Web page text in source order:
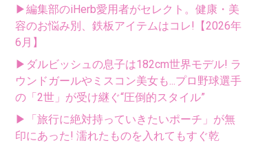
▶編集部のiHerb愛用者がセレクト。健康・美
容のお悩み別、鉄板アイテムはコレ!【2026年
6月】
▶ダルビッシュの息子は182cm世界モデル! ラ
ウンドガールやミスコン美女も...プロ野球選手
の「2世」が受け継ぐ“圧倒的スタイル”
▶「旅行に絶対持っていきたいポーチ」が無
印にあった! 濡れたものを入れてもすぐ乾